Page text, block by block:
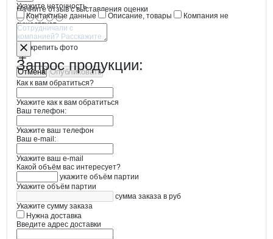
Начните отзыв с выставления оценки
Прикрепить фото
Отмена Опубликовать
Укажите неточность
Контактные данные
Описание, товары
Компания не
существует
Отмена Опубликовать
Запрос продукции:
Как к вам обратиться?
Укажите как к вам обратиться
Ваш телефон:
Укажите ваш телефон
Ваш e-mail:
Укажите ваш e-mail
Какой объём вас интересует?
укажите объём партии
Укажите объём партии
сумма заказа в руб
Укажите сумму заказа
Нужна доставка
Введите адрес доставки